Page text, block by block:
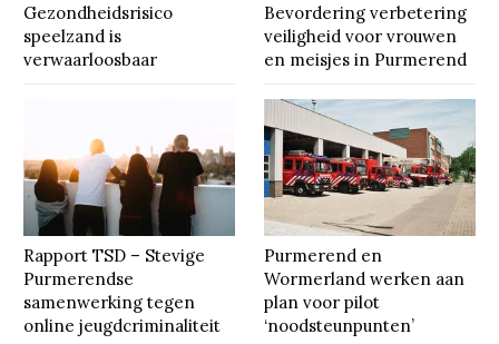
Gezondheidsrisico
speelzand is
verwaarloosbaar
Bevordering verbetering
veiligheid voor vrouwen
en meisjes in Purmerend
Rapport TSD – Stevige
Purmerendse
samenwerking tegen
online jeugdcriminaliteit
Purmerend en
Wormerland werken aan
plan voor pilot
‘noodsteunpunten’